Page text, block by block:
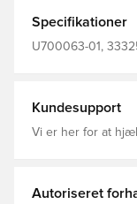
Specifikationer
U700063-01,
Kundesupport
Vi er her for at
Autoriseret